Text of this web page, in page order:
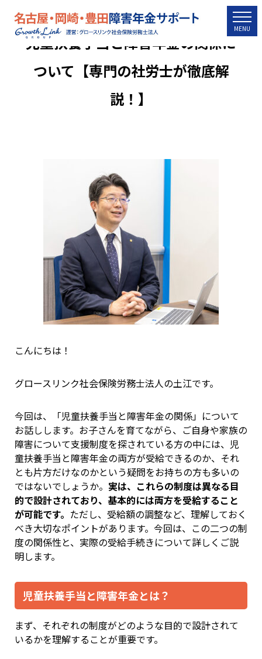
MENU
児童扶養手当と障害年金の関係に
ついて【専門の社労士が徹底解
説！】
こんにちは！
グロースリンク社会保険労務士法人の土江です。
今回は、「児童扶養手当と障害年金の関係」について
お話しします。お子さんを育てながら、ご自身や家族の
障害について支援制度を探されている方の中には、児
童扶養手当と障害年金の両方が受給できるのか、それ
とも片方だけなのかという疑問をお持ちの方も多いの
ではないでしょうか。 実は、これらの制度は異なる目
的で設計されており、基本的には両方を受給すること
が可能です。 ただし、受給額の調整など、理解しておく
べき大切なポイントがあります。今回は、この二つの制
度の関係性と、実際の受給手続きについて詳しくご説
明します。
児童扶養手当と障害年金とは？
まず、それぞれの制度がどのような目的で設計されて
いるかを理解することが重要です。